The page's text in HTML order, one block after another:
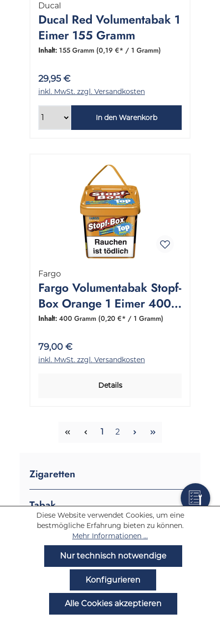
Zigaretten
Tabak
Stopftabak
Stopftabak Marken
Günstiger Stopftabak
Stopftabak Eimer
Drehtabak
Ducal
Ducal Red Volumentabak 1
Eimer 155 Gramm
Inhalt: 155 Gramm (0,19 €* / 1 Gramm)
29,95 €
inkl. MwSt. zzgl. Versandkosten
In den Warenkorb
Fargo
Fargo Volumentabak Stopf-
Box Orange 1 Eimer 400
Gramm
Inhalt: 400 Gramm (0,20 €* / 1 Gramm)
79,00 €
inkl. MwSt. zzgl. Versandkosten
Details
Seite
1 Seite
2
Diese Website verwendet Cookies, um eine
bestmögliche Erfahrung bieten zu können.
Mehr Informationen ...
Nur technisch notwendige
Konfigurieren
Alle Cookies akzeptieren